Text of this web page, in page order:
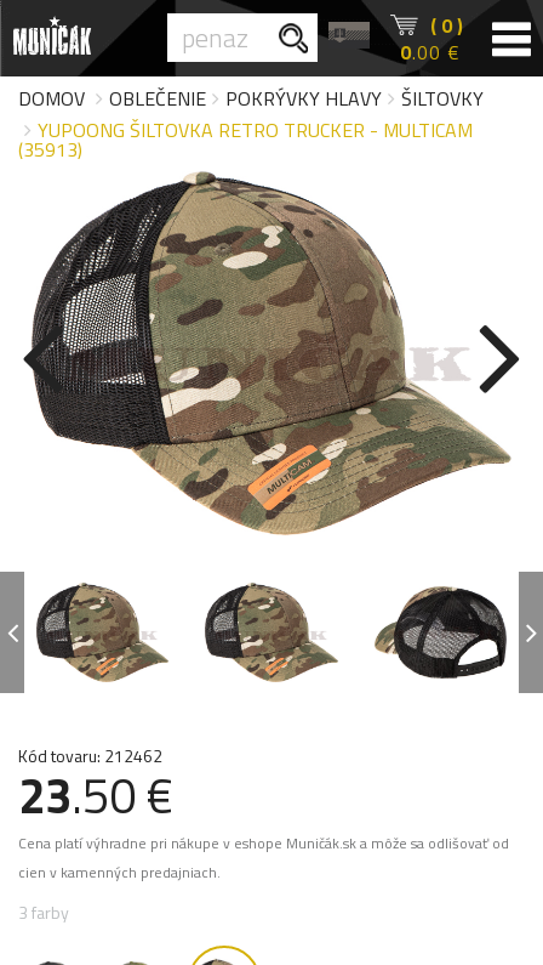
( 0 )
0.00 €
DOMOV
OBLEČENIE POKRÝVKY HLAVY
ŠILTOVKY
YUPOONG ŠILTOVKA RETRO TRUCKER - MULTICAM
(35913)
Kód tovaru: 212462
23.50 €
Cena platí výhradne pri nákupe v eshope Muničák.sk a môže sa odlišovať od
cien v kamenných predajniach.
3 farby